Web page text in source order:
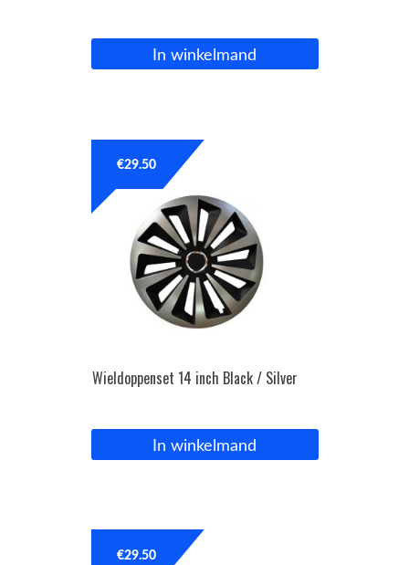
In winkelmand
Wieldoppenset 14 inch Black / Silver
€29.50
In winkelmand
€29.50